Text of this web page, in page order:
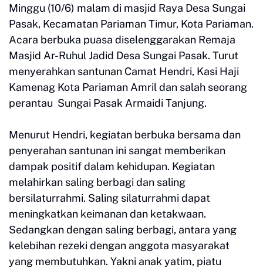
Minggu (10/6) malam di masjid Raya Desa Sungai
Pasak, Kecamatan Pariaman Timur, Kota Pariaman.
Acara berbuka puasa diselenggarakan Remaja
Masjid Ar-Ruhul Jadid Desa Sungai Pasak. Turut
menyerahkan santunan Camat Hendri, Kasi Haji
Kamenag Kota Pariaman Amril dan salah seorang
perantau Sungai Pasak Armaidi Tanjung.
Menurut Hendri, kegiatan berbuka bersama dan
penyerahan santunan ini sangat memberikan
dampak positif dalam kehidupan. Kegiatan
melahirkan saling berbagi dan saling
bersilaturrahmi. Saling silaturrahmi dapat
meningkatkan keimanan dan ketakwaan.
Sedangkan dengan saling berbagi, antara yang
kelebihan rezeki dengan anggota masyarakat
yang membutuhkan. Yakni anak yatim, piatu